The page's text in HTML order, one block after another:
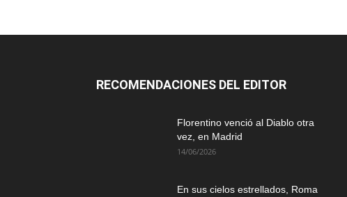
RECOMENDACIONES DEL EDITOR
Florentino venció al Diablo otra
vez, en Madrid
14/06/2026
En sus cielos estrellados, Roma